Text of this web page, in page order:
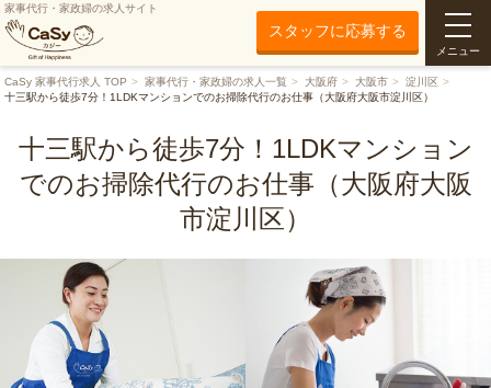
家事代行・家政婦の求人サイト
スタッフに応募する
メニュー
CaSy 家事代行求人 TOP 家事代行・家政婦の求人一覧 大阪府 大阪市
淀川区
十三駅から徒歩7分！1LDKマンションでのお掃除代行のお仕事（大阪府大阪市淀川区）
十三駅から徒歩7分！1LDKマンション
でのお掃除代行のお仕事（大阪府大阪
市淀川区）